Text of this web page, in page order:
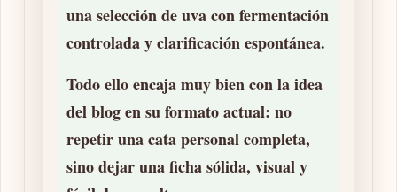
unaselección de uvaconfermentación
controladayclarificación espontánea.
Todo ello encaja muy bien con la idea
del blog en su formato actual: no
repetir una cata personal completa,
sino dejar una ficha sólida, visual y